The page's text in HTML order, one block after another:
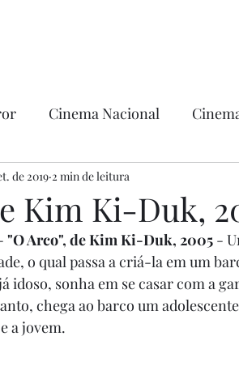
Cinema Nacional
Ficção
Kim Ki-Duk,
de 2019 2 min de leitura
"O Arco", de Kim Ki-Duk, 2005 -
o qual passa a criá-la em um
idoso, sonha em se casar com a
chega ao barco um
a jovem.